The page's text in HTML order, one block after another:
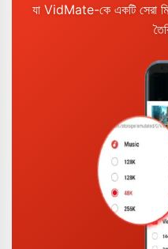
যা VidMate-কে একটি সেরা